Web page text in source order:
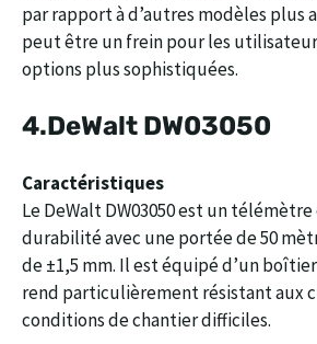
par rapport à d’autres modèles plus
peut être un frein pour les
options plus sophistiquées.
4.DeWalt DW03050
Caractéristiques
Le DeWalt DW03050 est un
durabilité avec une portée de 50
de ±1,5 mm. Il est équipé d’un
rend particulièrement résistant aux
conditions de chantier difficiles.